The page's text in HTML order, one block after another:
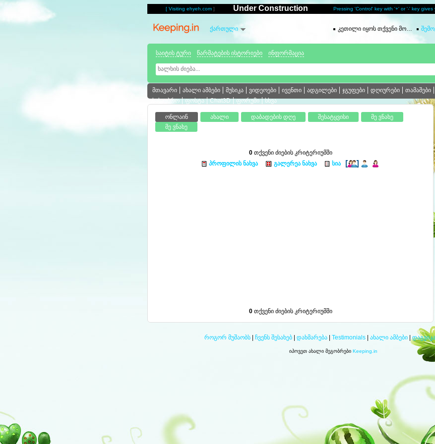
[ Visiting ehyeh.com ] Under Construction Pressing 'Control' key with '+' or '-' key
ქართული კეთილი იყოს თქვენი მობრძანება
საიტის ტური წარმატების ისტორიები ინფორმაცია
მთავარი ახალი ამბები მუსიკა ვიდეოები ივენთი ადგილები ჯგუფები დღიურები თამაშები
სასაუბრო
ფოსტა Chat3D ფორუმი სხვა
0თქვენი ძიების კრიტერიუმში
პროფილის ნახვა
გალერეა ნახვა სია
0თქვენი ძიების კრიტერიუმში
როგორ მუშაობს | ჩვენს შესახებ | დახმარება | Testimonials | ახალი ამბები |
იპოვეთ ახალი მეგობრები Keeping.in